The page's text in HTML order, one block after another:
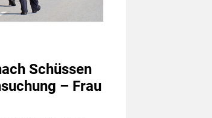
Schüssen
– Frau